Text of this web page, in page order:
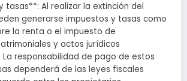
tasas**: Al realizar la extinción del
generarse impuestos y tasas como
la renta o el impuesto de
y actos jurídicos
responsabilidad de pago de estos
dependerá de las leyes fiscales